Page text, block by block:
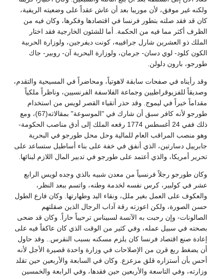
ولكنه غير موفق، لأن موريبا بعد أن عاش عقداً على وضعيته الريفية،
كان قد فقد صلته بتطور فرنسا في اقتصادها وفكرها، وكان فيه من
الظرف أكثر مما فيه من الحكمة. أما للشئون الخارجية فقد اختار
الملك ذو العشرين شارل جرافييه، كونت ديفرجين، ولوزارة الحربية
الكون كلود- لوي دسان- جرمان، ولوزارة البحرية آن- روبير- جاك
طورجو، بارون دلولن.
وقد رأيناه في صفحات سابقة لاهوتياً، ومحاضراً في المسيحية والتقدم،
وصديقاً للفزيوقراطيين وجماعة الفلاسفة الفرنسيين، وناظراً ملكياً
مقداماً خيراً في ليموج. وقد حذر أتقياء القصر لويس من استخدام
طورجو لأنه كافر سبق أن شارك في "الموسوعة" بمقالاته(67)، ومع
ذلك ففي 24 أغسطس 1774 رفعه الملك إلى أدق مناصب الحكومة-
وهو منصب المراقب العام للمالية وحل محل طورجو في البحرية
جابرييل دسارتين، الذي أنفق في خفة على بناء أساطيل ستساعد على
تحرير أمريكا، والذي أعتمد على طورجو في تدبير المال اللازم لبنائها.
وكان طورجو رجلاً فرنسياً من معدن شبيه بالذي وجده لويس الرابع
عشر في كولبير، كرس نفسه لخدمة وطنه، واتسم ببعد النظر،
والعكوف على العمل بغير ملل، ونقاء اليد وطهارتها. وكان فارع الطول
حسن الصورة، ولكن اعوزته رقة آداب الرجال الذين صقلتهم
الصالونات- وإن رحبت به الآنسة لسبيناس ترحيباً حاراً. وكان قد ضحى
بصحته في سبيل عمله، وفي كثير من الوقت الذي كان عاكفاً فيه على
إعادة صنع اقتصاد فرنسا كان يلزم مسكنه بسبب النقرس.. وقد حاول
أن يضغط ربع قرن من الإصلاحات في وزارة واحدة قصيرة الأجل لأنه
أحس بأن أستزاره قلق مزعزع. وكان في السابعة والأربعين حين تقلد
وزارته، وفي التاسعة والأربعين حين فقدها، وفي الرابعة والخمسين